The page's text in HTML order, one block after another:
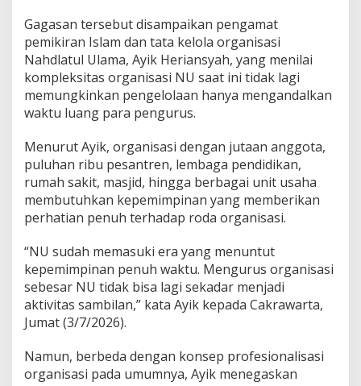
m
e
,
D
i
l
a
r
n
g
B
e
r
b
s
n
i
s
d
a
d
Gagasan tersebut disampaikan pengamat
pemikiran Islam dan tata kelola organisasi
Nahdlatul Ulama, Ayik Heriansyah, yang menilai
kompleksitas organisasi NU saat ini tidak lagi
memungkinkan pengelolaan hanya mengandalkan
waktu luang para pengurus.
Menurut Ayik, organisasi dengan jutaan anggota,
puluhan ribu pesantren, lembaga pendidikan,
rumah sakit, masjid, hingga berbagai unit usaha
membutuhkan kepemimpinan yang memberikan
perhatian penuh terhadap roda organisasi.
“NU sudah memasuki era yang menuntut
kepemimpinan penuh waktu. Mengurus organisasi
sebesar NU tidak bisa lagi sekadar menjadi
aktivitas sambilan,” kata Ayik kepada Cakrawarta,
Jumat (3/7/2026).
Namun, berbeda dengan konsep profesionalisasi
organisasi pada umumnya, Ayik menegaskan